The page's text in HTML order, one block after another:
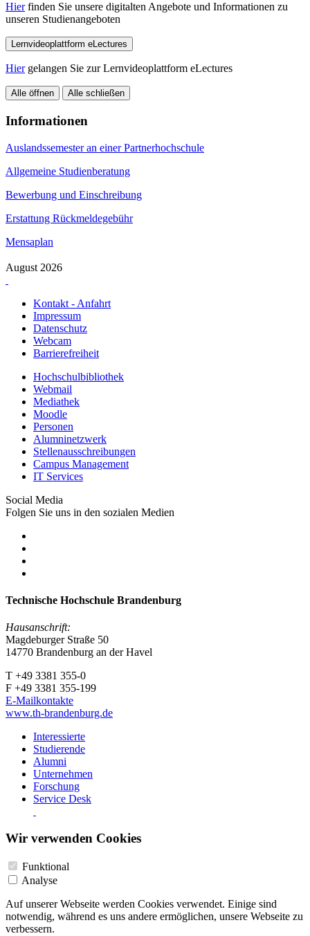
Hierfinden Sie unsere digitalten Angebote und Informationen zu
unseren Studienangeboten
Lernvideoplattform eLectures
Hiergelangen Sie zur Lernvideoplattform eLectures
Alle öffnen Alle schließen
Informationen
Auslandssemester an einer Partnerhochschule
Allgemeine Studienberatung
Bewerbung und Einschreibung
Erstattung Rückmeldegebühr
Mensaplan
August 2026
Kontakt - Anfahrt
Impressum
Datenschutz
Webcam
Barrierefreiheit
Hochschulbibliothek
Webmail
Mediathek
Moodle
Personen
Alumninetzwerk
Stellenausschreibungen
Campus Management
IT Services
Social Media
Folgen Sie uns in den sozialen Medien
Technische Hochschule Brandenburg
Hausanschrift:
Magdeburger Straße 50
14770 Brandenburg an der Havel
T +49 3381 355-0
F +49 3381 355-199
E-Mailkontakte
www.th-brandenburg.de
Interessierte
Studierende
Alumni
Unternehmen
Forschung
Service Desk
Wir verwenden Cookies
Funktional
Analyse
Auf unserer Webseite werden Cookies verwendet. Einige sind
notwendig, während es uns andere ermöglichen, unsere Webseite zu
verbessern.